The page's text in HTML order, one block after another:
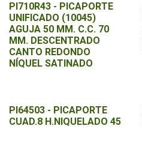
PI710R43 - PICAPORTE
UNIFICADO (10045)
AGUJA 50 MM. C.C. 70
MM. DESCENTRADO
CANTO REDONDO
NÍQUEL SATINADO
PI64503 - PICAPORTE
CUAD.8 H.NIQUELADO 45